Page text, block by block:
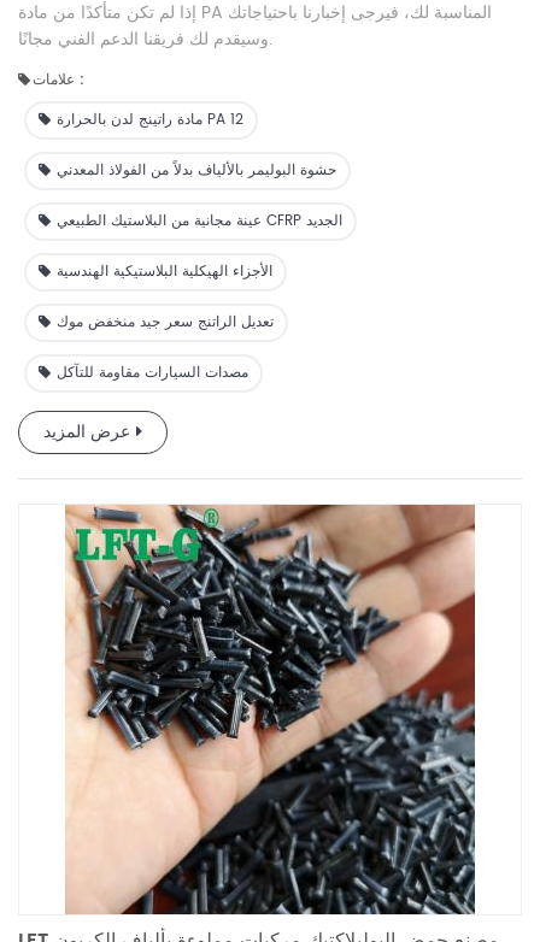
إذا لم تكن متأكدًا من مادة PA المناسبة لك، فيرجى إخبارنا باحتياجاتك
وسيقدم لك فريقنا الدعم الفني مجانًا.
علامات :
مادة راتينج لدن بالحرارة PA 12
حشوة البوليمر بالألياف بدلاً من الفولاذ المعدني
عينة مجانية من البلاستيك الطبيعي CFRP الجديد
الأجزاء الهيكلية البلاستيكية الهندسية
تعديل الراتنج سعر جيد منخفض موك
مصدات السيارات مقاومة للتآكل
عرض المزيد